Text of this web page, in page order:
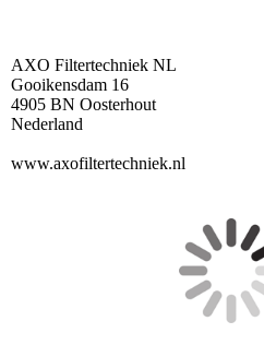
AXO Filtertechniek NL
Gooikensdam 16
4905 BN Oosterhout
Nederland
www.axofiltertechniek.nl